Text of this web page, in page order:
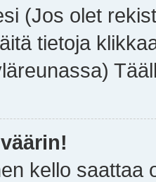
(Jos olet
tietoja
kello saattaa